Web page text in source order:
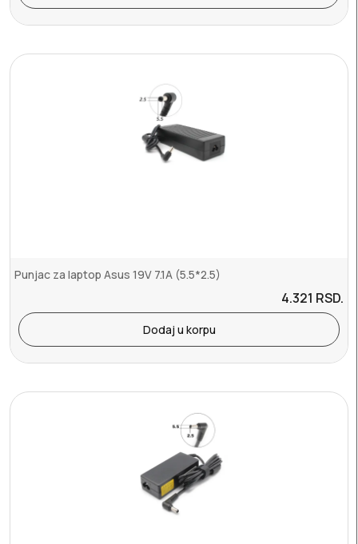
Punjac za laptop Asus 19V 7.1A (5.5*2.5)
4.321 RSD.
Dodaj u korpu